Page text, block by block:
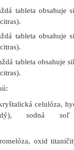
tableta obsahuje
tableta obsahuje
tableta obsahuje
celulóza,
sodná soľ
oxid